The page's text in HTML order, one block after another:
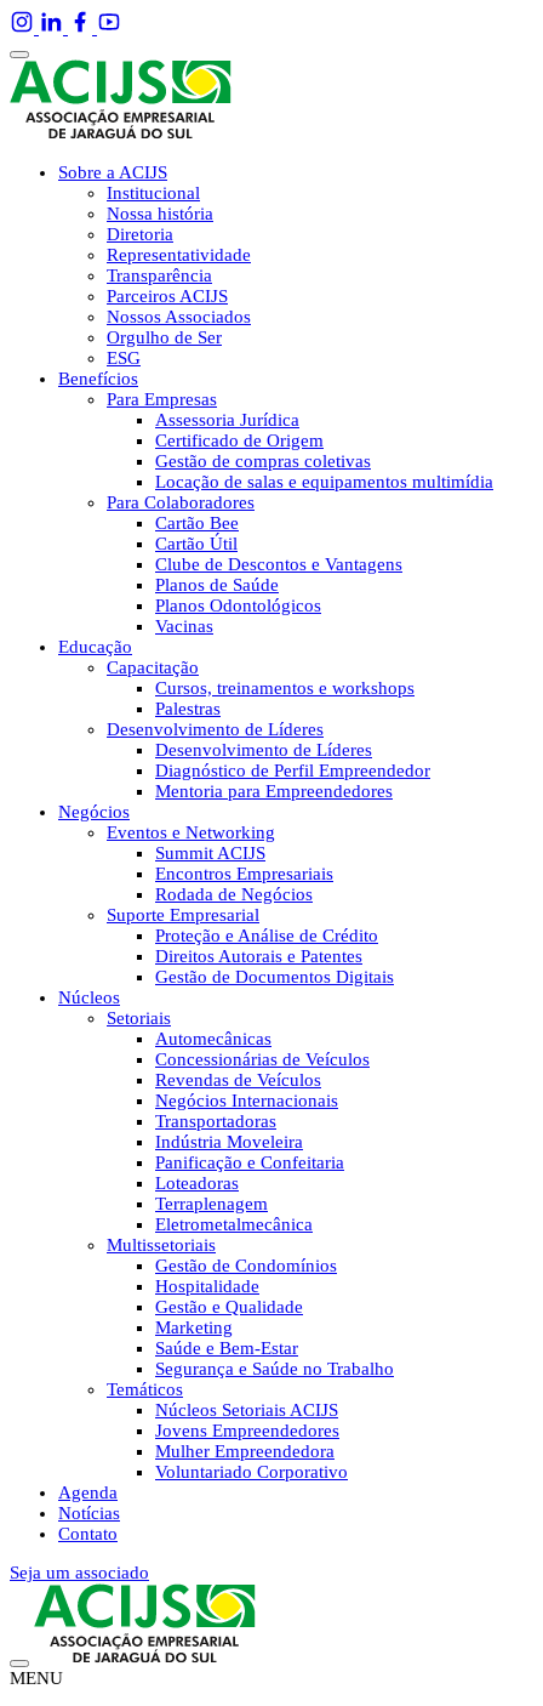
Sobre a ACIJS
Institucional
Nossa história
Diretoria
Representatividade
Transparência
Parceiros ACIJS
Nossos Associados
Orgulho de Ser
ESG
Benefícios
Para Empresas
Assessoria Jurídica
Certificado de Origem
Gestão de compras coletivas
Locação de salas e equipamentos multimídia
Para Colaboradores
Cartão Bee
Cartão Útil
Clube de Descontos e Vantagens
Planos de Saúde
Planos Odontológicos
Vacinas
Educação
Capacitação
Cursos, treinamentos e workshops
Palestras
Desenvolvimento de Líderes
Desenvolvimento de Líderes
Diagnóstico de Perfil Empreendedor
Mentoria para Empreendedores
Negócios
Eventos e Networking
Summit ACIJS
Encontros Empresariais
Rodada de Negócios
Suporte Empresarial
Proteção e Análise de Crédito
Direitos Autorais e Patentes
Gestão de Documentos Digitais
Núcleos
Setoriais
Automecânicas
Concessionárias de Veículos
Revendas de Veículos
Negócios Internacionais
Transportadoras
Indústria Moveleira
Panificação e Confeitaria
Loteadoras
Terraplenagem
Eletrometalmecânica
Multissetoriais
Gestão de Condomínios
Hospitalidade
Gestão e Qualidade
Marketing
Saúde e Bem-Estar
Segurança e Saúde no Trabalho
Temáticos
Núcleos Setoriais ACIJS
Jovens Empreendedores
Mulher Empreendedora
Voluntariado Corporativo
Agenda
Notícias
Contato
Seja um associado
MENU